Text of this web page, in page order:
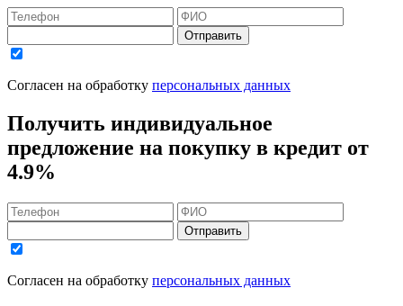
Отправить
Согласен на обработку персональных данных
Получить индивидуальное
предложение на покупку в кредит от
4.9%
Отправить
Согласен на обработку персональных данных